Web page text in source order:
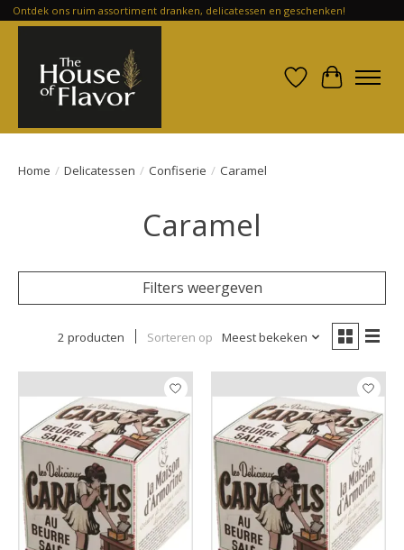
Ontdek ons ruim assortiment dranken, delicatessen en geschenken!
Verlanglijst
Home / Delicatessen / Confiserie / Caramel
Caramel
Filters weergeven
2 producten Sorteren op Meest bekeken